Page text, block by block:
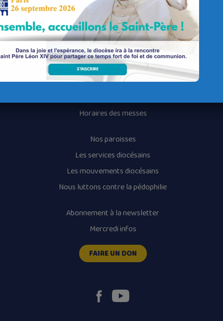
Le Diocèse de Quimper et Léon
Contacter le Diocèse
Contacter ma Paroisse
Contacter un service
Contacter une permanence
Horaires des messes
Nos paroisses
Les services diocésains
Les mouvements diocésains
Nous luttons contre la pédophilie
Abonnement à la newsletter
Mercredi infos
FAIRE UN DON